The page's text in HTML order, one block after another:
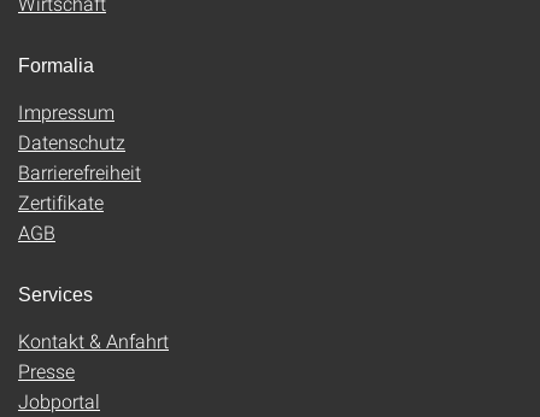
Formalia
Impressum
Datenschutz
Barrierefreiheit
Zertifikate
AGB
Services
Kontakt & Anfahrt
Presse
Jobportal